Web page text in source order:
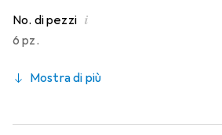
No. di pezzi i
6 pz.
Mostra di più